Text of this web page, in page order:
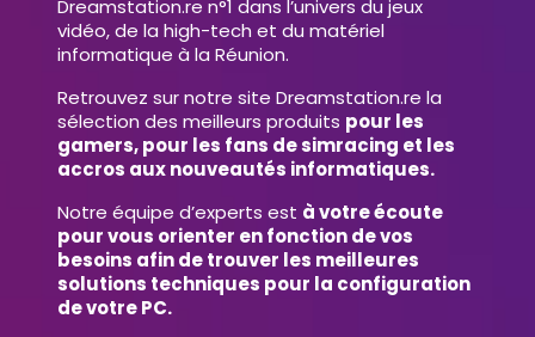
Dreamstation.re n°1 dans l’univers du jeux
vidéo, de la high-tech et du matériel
informatique à la Réunion.
Retrouvez sur notre site Dreamstation.re la
sélection des meilleurs produits pour les
gamers, pour les fans de simracing et les
accros aux nouveautés informatiques.
Notre équipe d’experts est à votre écoute
pour vous orienter en fonction de vos
besoins afin de trouver les meilleures
solutions techniques pour la configuration
de votre PC.